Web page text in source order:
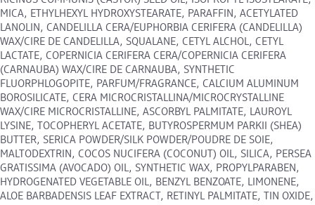
MICA, ETHYLHEXYL HYDROXYSTEARATE, PARAFFIN, ACETYLATED
LANOLIN, CANDELILLA CERA/EUPHORBIA CERIFERA (CANDELILLA)
WAX/CIRE DE CANDELILLA, SQUALANE, CETYL ALCHOL, CETYL
LACTATE, COPERNICIA CERIFERA CERA/COPERNICIA CERIFERA
(CARNAUBA) WAX/CIRE DE CARNAUBA, SYNTHETIC
FLUORPHLOGOPITE, PARFUM/FRAGRANCE, CALCIUM ALUMINUM
BOROSILICATE, CERA MICROCRISTALLINA/MICROCRYSTALLINE
WAX/CIRE MICROCRISTALLINE, ASCORBYL PALMITATE, LAUROYL
LYSINE, TOCOPHERYL ACETATE, BUTYROSPERMUM PARKII (SHEA)
BUTTER, SERICA POWDER/SILK POWDER/POUDRE DE SOIE,
MALTODEXTRIN, COCOS NUCIFERA (COCONUT) OIL, SILICA, PERSEA
GRATISSIMA (AVOCADO) OIL, SYNTHETIC WAX, PROPYLPARABEN,
HYDROGENATED VEGETABLE OIL, BENZYL BENZOATE, LIMONENE,
ALOE BARBADENSIS LEAF EXTRACT, RETINYL PALMITATE, TIN OXIDE,